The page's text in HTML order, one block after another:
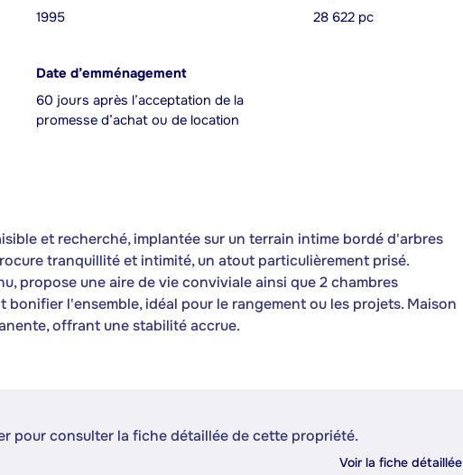
1995
28 622 pc
Date d’emménagement
60 jours après l’acceptation de la
promesse d’achat ou de location
et recherché, implantée sur un terrain intime bordé d'arbres
tranquillité et intimité, un atout particulièrement prisé.
propose une aire de vie conviviale ainsi que 2 chambres
l'ensemble, idéal pour le rangement ou les projets. Maison
offrant une stabilité accrue.
pour consulter la fiche détaillée de cette propriété.
Voir la fiche détaillée